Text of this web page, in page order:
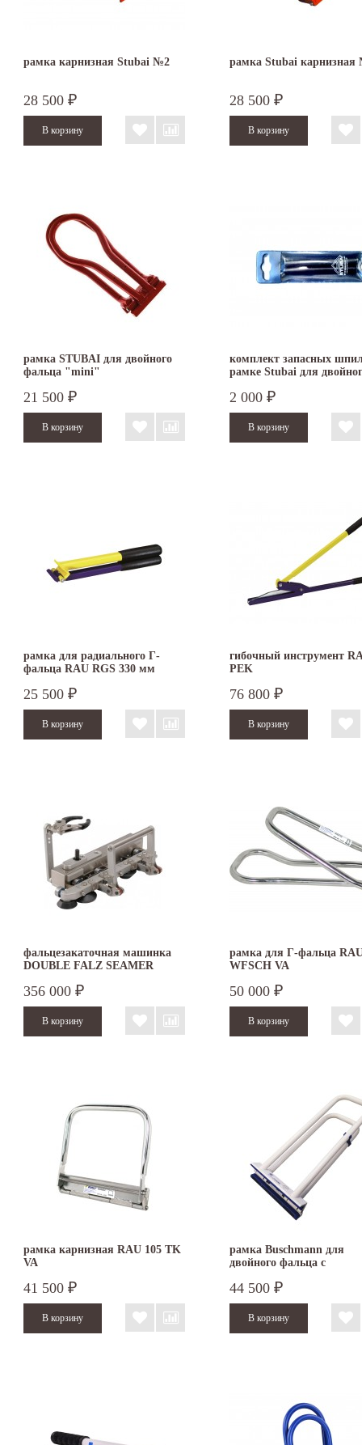
рамка карнизная Stubai №2
28 500 ₽
рамка Stubai карнизная
28 500 ₽
рамка STUBAI для двойного
фальца "mini"
21 500 ₽
комплект запасных
рамке Stubai для
2 000 ₽
рамка для радиального Г-
фальца RAU RGS 330 мм
25 500 ₽
гибочный инструмент
PEK
76 800 ₽
фальцезакаточная машинка
DOUBLE FALZ SEAMER
356 000 ₽
рамка для Г-фальца
WFSCH VA
50 000 ₽
рамка карнизная RAU 105 TK
VA
41 500 ₽
рамка Buschmann для
двойного фальца с
44 500 ₽